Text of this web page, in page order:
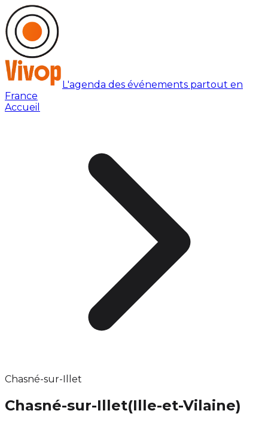
L'agenda des événements partout en
France
Accueil
Chasné-sur-Illet
Chasné-sur-Illet(Ille-et-Vilaine)